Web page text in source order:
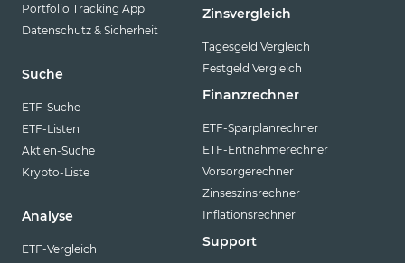
Portfolio Tracking App
Datenschutz & Sicherheit
Suche
ETF-Suche
ETF-Listen
Aktien-Suche
Krypto-Liste
Analyse
ETF-Vergleich
Zinsvergleich
Tagesgeld Vergleich
Festgeld Vergleich
Finanzrechner
ETF-Sparplanrechner
ETF-Entnahmerechner
Vorsorgerechner
Zinseszinsrechner
Inflationsrechner
Support